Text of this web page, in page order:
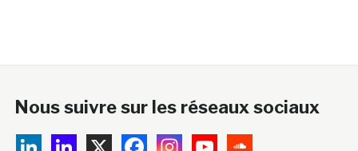
Nous suivre sur les réseaux sociaux